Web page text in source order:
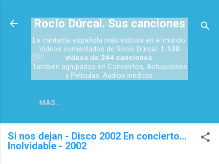
Rocío Dúrcal. Sus canciones
La cantante española más exitosa en el mundo.
Vídeos comentados de Rocío Dúrcal. 1.130
vídeos de 244 canciones.
También agrupados en Conciertos, Actuaciones
y Películas. Audios inéditos.
MÁS…
Si nos dejan - Disco 2002 En concierto...
Inolvidable - 2002